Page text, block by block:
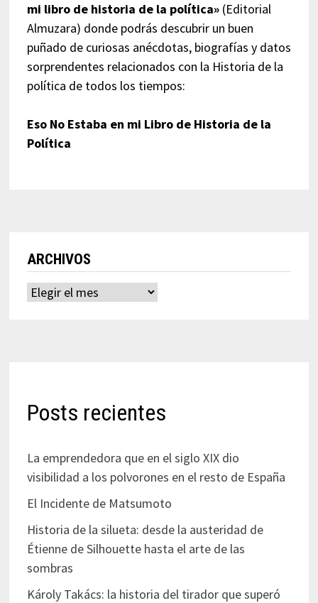
mi libro de historia de la política»(Editorial
Almuzara) donde podrás descubrir un buen
puñado de curiosas anécdotas, biografías y datos
sorprendentes relacionados con la Historia de la
política de todos los tiempos:
Eso No Estaba en mi Libro de Historia de la
Política
ARCHIVOS
Archivos
Posts recientes
La emprendedora que en el siglo XIX dio
visibilidad a los polvorones en el resto de España
El Incidente de Matsumoto
Historia de la silueta: desde la austeridad de
Étienne de Silhouette hasta el arte de las
sombras
Károly Takács: la historia del tirador que superó